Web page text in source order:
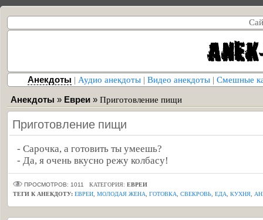
Анекдоты | Аудио анекдоты | Видео анекдоты | Смешные
Анекдоты » Евреи » Приготовление пищи
Приготовление пищи
- Сарочка, а готовить ты умеешь?
- Да, я очень вкусно режу колбасу!
ПРОСМОТРОВ: 1011 КАТЕГОРИЯ: ЕВРЕИ
ТЕГИ К АНЕКДОТУ: ЕВРЕИ МОЛОДАЯ ЖЕНА ГОТОВКА СВЕКРОВЬ ЕДА КУХНЯ